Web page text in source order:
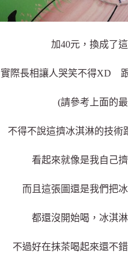
加40元，換成了
實際長相讓人哭笑不得XD
(請參考上面的
不得不說這擠冰淇淋的技術
看起來就像是我自己
而且這張圖還是我們把
都還沒開始喝，冰淇
不過好在抹茶喝起來還不